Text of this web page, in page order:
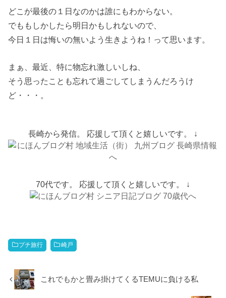
どこが最後の１日なのかは誰にもわからない。
でももしかしたら明日かもしれないので、
今日１日は悔いの無いよう生きようね！って思います。
まぁ、最近、特に物忘れ激しいしね、
そう思ったことも忘れて過ごしてしまうんだろうけ
ど・・・。
長崎から発信。 応援して頂くと嬉しいです。 ↓
70代です。 応援して頂くと嬉しいです。 ↓
プチ旅行 崎戸
これでもかと畳み掛けてくるTEMUに負ける私